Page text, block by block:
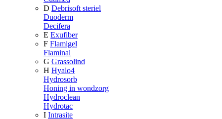
D Debrisoft steriel
Duoderm
Decifera
E Exufiber
F Flamigel
Flaminal
G Grassolind
H Hyalo4
Hydrosorb
Honing in wondzorg
Hydroclean
Hydrotac
I Intrasite